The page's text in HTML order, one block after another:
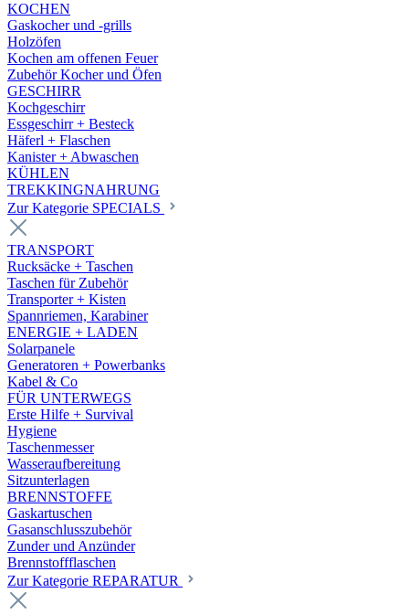
KOCHEN
Gaskocher und -grills
Holzöfen
Kochen am offenen Feuer
Zubehör Kocher und Öfen
GESCHIRR
Kochgeschirr
Essgeschirr + Besteck
Häferl + Flaschen
Kanister + Abwaschen
KÜHLEN
TREKKINGNAHRUNG
Zur Kategorie SPECIALS
TRANSPORT
Rucksäcke + Taschen
Taschen für Zubehör
Transporter + Kisten
Spannriemen, Karabiner
ENERGIE + LADEN
Solarpanele
Generatoren + Powerbanks
Kabel & Co
FÜR UNTERWEGS
Erste Hilfe + Survival
Hygiene
Taschenmesser
Wasseraufbereitung
Sitzunterlagen
BRENNSTOFFE
Gaskartuschen
Gasanschlusszubehör
Zunder und Anzünder
Brennstoffflaschen
Zur Kategorie REPARATUR